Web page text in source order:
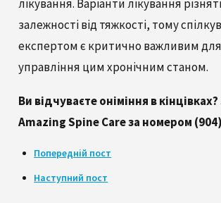
лікування. Варіанти лікування
залежності від тяжкості, тому
експертом є критично важливим для
управління цим хронічним станом.
Ви відчуваєте оніміння в кінцівках?
Amazing Spine Care за номером
Попередній пост
Наступний пост